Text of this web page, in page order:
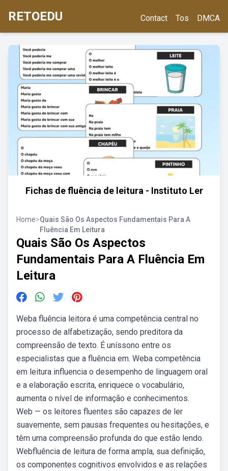
RETOEDU Contact Tos DMCA
Fichas de fluência de leitura - Instituto Ler
Home>Quais São Os Aspectos Fundamentais Para A
Fluência Em Leitura
Quais São Os Aspectos
Fundamentais Para A Fluência Em
Leitura
Weba fluência leitora é uma competência central no
processo de alfabetização, sendo preditora da
compreensão de texto. É uníssono entre os
especialistas que a fluência em. Weba competência
em leitura influencia o desempenho de linguagem oral
e a elaboração escrita, enriquece o vocabulário,
aumenta o nível de informação e conhecimentos.
Web — os leitores fluentes são capazes de ler
suavemente, sem pausas frequentes ou hesitações, e
têm uma compreensão profunda do que estão lendo.
Webfluência de leitura de forma ampla, sua definição,
os componentes cognitivos envolvidos e as relações